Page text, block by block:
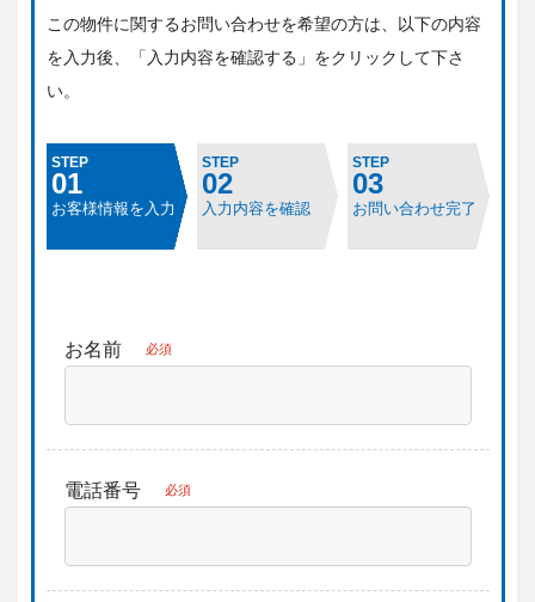
この物件に関するお問い合わせを希望の方は、
以下の内容
を入力後、「入力内容を確認する」をクリックして下さ
い。
STEP
01
お客様情報を入力
STEP
02
入力内容を確認
STEP
03
お問い合わせ完了
お名前 必須
電話番号 必須